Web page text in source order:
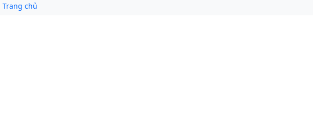
Trang chủ